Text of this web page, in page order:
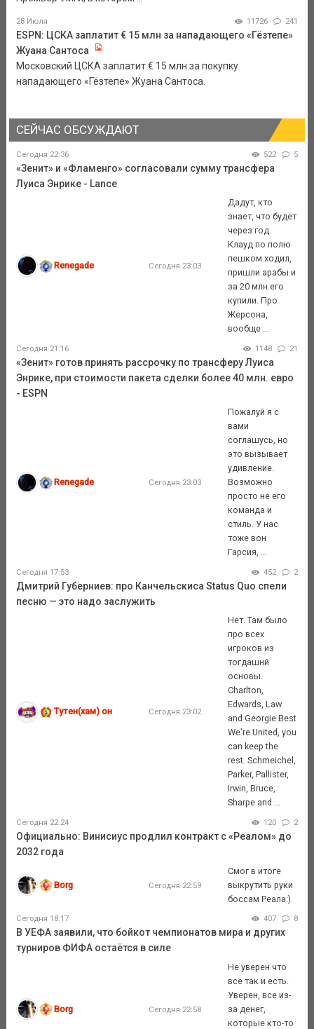
28 Июля 11726 241
ESPN: ЦСКА заплатит € 15 млн за нападающего «Гёзтепе»
Жуана Сантоса
Московский ЦСКА заплатит € 15 млн за покупку
нападающего «Гёзтепе» Жуана Сантоса.
СЕЙЧАС ОБСУЖДАЮТ
Сегодня 22:36 522 5
«Зенит» и «Фламенго» согласовали сумму трансфера
Луиса Энрике - Lance
Renegade Сегодня 23:03
Дадут, кто
знает, что будет
через год.
Клауд по полю
пешком ходил,
пришли арабы и
за 20 млн.его
купили. Про
Жерсона,
вообще ...
Сегодня 21:16 1148 21
«Зенит» готов принять рассрочку по трансферу Луиса
Энрике, при стоимости пакета сделки более 40 млн. евро
- ESPN
Renegade Сегодня 23:03
Пожалуй я с
вами
соглашусь, но
это вызывает
удивление.
Возможно
просто не его
команда и
стиль. У нас
тоже вон
Гарсия, ...
Сегодня 17:53 452 2
Дмитрий Губерниев: про Канчельскиса Status Quo спели
песню — это надо заслужить
Тутен(хам) он Сегодня 23:02
Нет. Там было
про всех
игроков из
тогдашнй
основы.
Charlton,
Edwards, Law
and Georgie Best
We're United, you
can keep the
rest. Schmeichel,
Parker, Pallister,
Irwin, Bruce,
Sharpe and ...
Сегодня 22:24 120 2
Официально: Винисиус продлил контракт с «Реалом» до
2032 года
Borg Сегодня 22:59
Смог в итоге
выкрутить руки
боссам Реала:)
Сегодня 18:17 407 8
В УЕФА заявили, что бойкот чемпионатов мира и других
турниров ФИФА остаётся в силе
Borg Сегодня 22:58
Не уверен что
все так и есть.
Уверен, все из-
за денег,
которые кто-то